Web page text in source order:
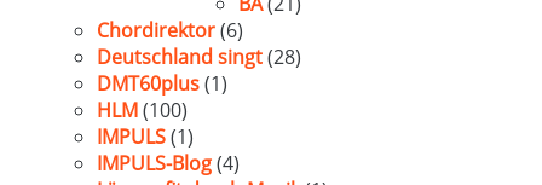
Chordirektor(6)
Deutschland singt(28)
DMT60plus(1)
HLM(100)
IMPULS(1)
IMPULS-Blog(4)